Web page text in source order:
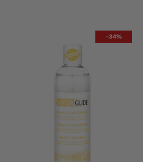
-34%